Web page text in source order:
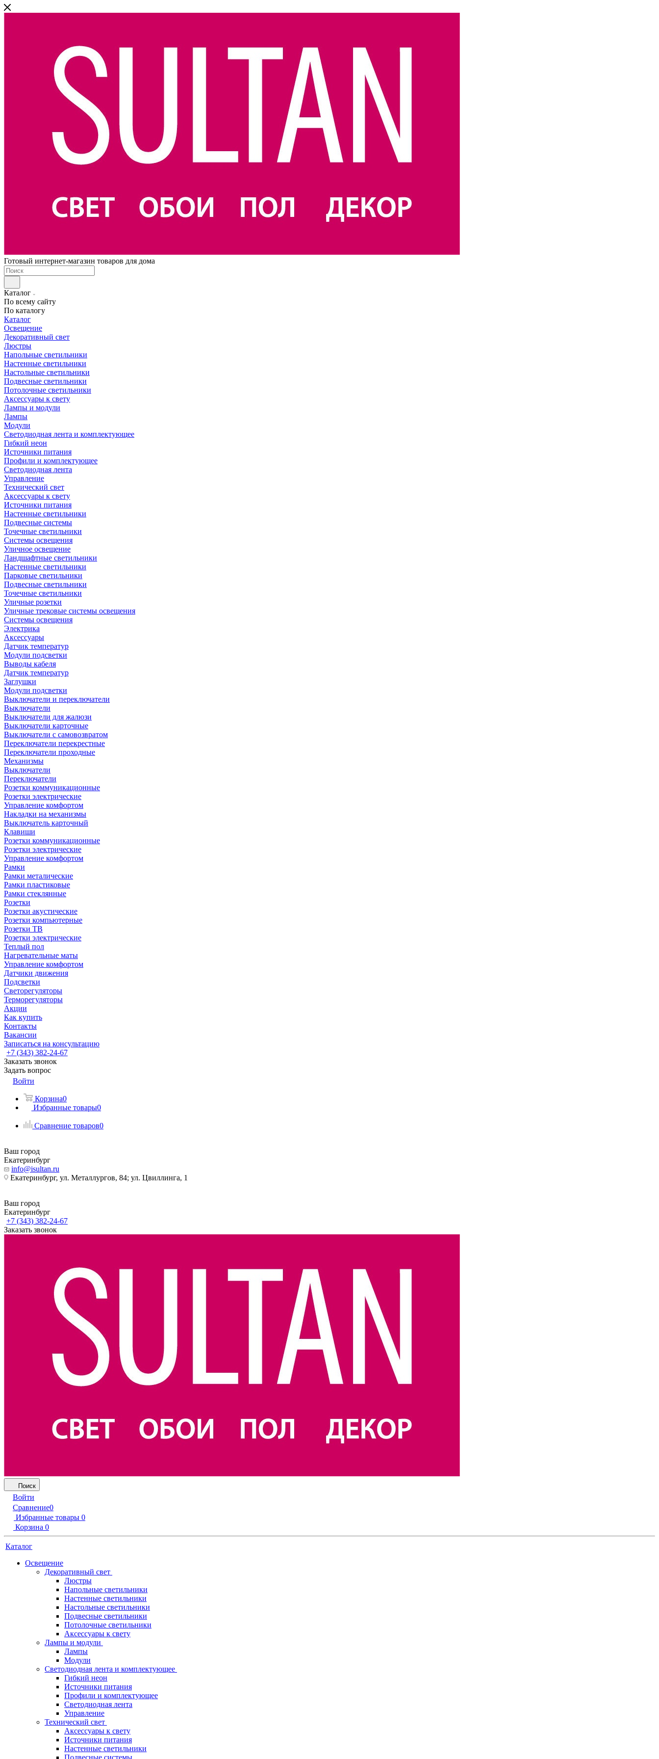
Готовый интернет-магазин товаров для дома
Каталог
По всему сайту
По каталогу
Каталог
Освещение
Декоративный свет
Люстры
Напольные светильники
Настенные светильники
Настольные светильники
Подвесные светильники
Потолочные светильники
Аксессуары к свету
Лампы и модули
Лампы
Модули
Светодиодная лента и комплектующее
Гибкий неон
Источники питания
Профили и комплектующее
Светодиодная лента
Управление
Технический свет
Аксессуары к свету
Источники питания
Настенные светильники
Подвесные системы
Точечные светильники
Системы освещения
Уличное освещение
Ландшафтные светильники
Настенные светильники
Парковые светильники
Подвесные светильники
Точечные светильники
Уличные розетки
Уличные трековые системы освещения
Системы освещения
Электрика
Аксессуары
Датчик температур
Модули подсветки
Выводы кабеля
Датчик температур
Заглушки
Модули подсветки
Выключатели и переключатели
Выключатели
Выключатели для жалюзи
Выключатели карточные
Выключатели с самовозвратом
Переключатели перекрестные
Переключатели проходные
Механизмы
Выключатели
Переключатели
Розетки коммуникационные
Розетки электрические
Управление комфортом
Накладки на механизмы
Выключатель карточный
Клавиши
Розетки коммуникационные
Розетки электрические
Управление комфортом
Рамки
Рамки металические
Рамки пластиковые
Рамки стеклянные
Розетки
Розетки акустические
Розетки компьютерные
Розетки ТВ
Розетки электрические
Теплый пол
Нагревательные маты
Управление комфортом
Датчики движения
Подсветки
Светорегуляторы
Терморегуляторы
Акции
Как купить
Контакты
Вакансии
Записаться на консультацию
+7 (343) 382-24-67
Заказать звонок
Задать вопрос
Войти
Корзина0
Избранные товары0
Сравнение товаров0
Ваш город
Екатеринбург
info@isultan.ru
Екатеринбург, ул. Металлургов, 84; ул. Цвиллинга, 1
Ваш город
Екатеринбург
+7 (343) 382-24-67
Заказать звонок
Поиск
Войти
Сравнение0
Избранные товары 0
Корзина 0
Каталог
Освещение
Декоративный свет
Люстры
Напольные светильники
Настенные светильники
Настольные светильники
Подвесные светильники
Потолочные светильники
Аксессуары к свету
Лампы и модули
Лампы
Модули
Светодиодная лента и комплектующее
Гибкий неон
Источники питания
Профили и комплектующее
Светодиодная лента
Управление
Технический свет
Аксессуары к свету
Источники питания
Настенные светильники
Подвесные системы